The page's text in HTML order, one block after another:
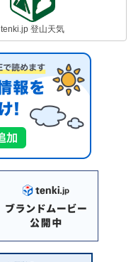
tenki.jp 登山天気